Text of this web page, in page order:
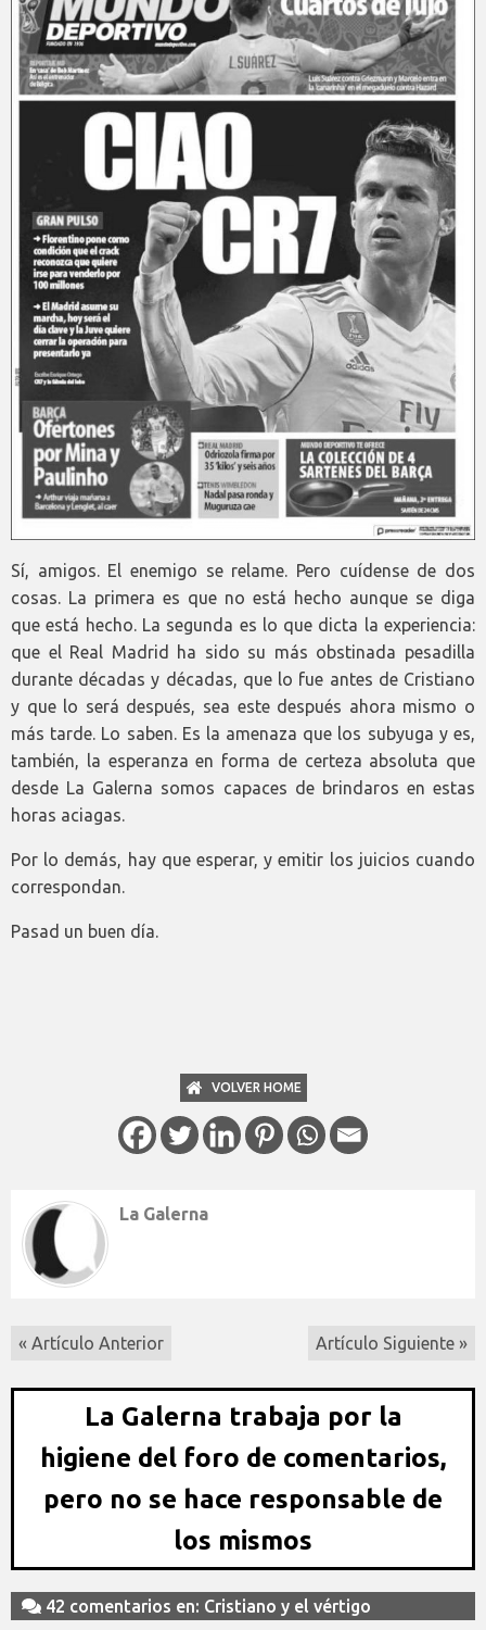
Sí, amigos. El enemigo se relame. Pero cuídense de dos
cosas. La primera es que no está hecho aunque se diga
que está hecho. La segunda es lo que dicta la experiencia:
que el Real Madrid ha sido su más obstinada pesadilla
durante décadas y décadas, que lo fue antes de Cristiano
y que lo será después, sea este después ahora mismo o
más tarde. Lo saben. Es la amenaza que los subyuga y es,
también, la esperanza en forma de certeza absoluta que
desde La Galerna somos capaces de brindaros en estas
horas aciagas.
Por lo demás, hay que esperar, y emitir los juicios cuando
correspondan.
Pasad un buen día.
VOLVER HOME
La Galerna
« Artículo Anterior Artículo Siguiente »
La Galerna trabaja por la
higiene del foro de comentarios,
pero no se hace responsable de
los mismos
42 comentarios en: Cristiano y el vértigo